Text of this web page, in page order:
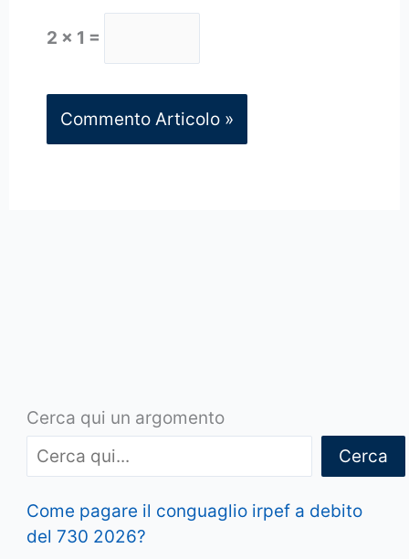
2 × 1 =
Cerca qui un argomento
Cerca
Come pagare il conguaglio irpef a debito
del 730 2026?